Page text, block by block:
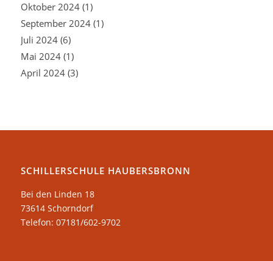
Oktober 2024(1)
September 2024(1)
Juli 2024(6)
Mai 2024(1)
April 2024(3)
SCHILLERSCHULE HAUBERSBRONN
Bei den Linden 18
73614 Schorndorf
Telefon: 07181/602-9702